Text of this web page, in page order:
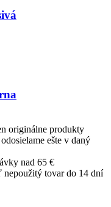
originálne produkty
ešte v daný
nad 65 €
tovar do 14 dní